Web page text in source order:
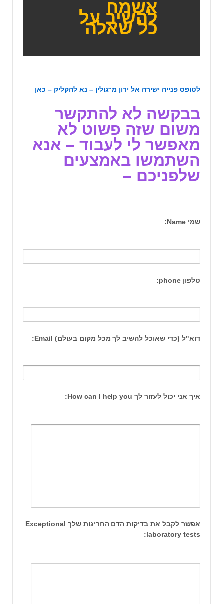
אשמח
להשיב על
כל שאלה
לטופס פנייה ישירה אל ירון מרגולין – נא להקליק – כאן
בבקשה לא להתקשר
משום שזה פשוט לא
מאפשר לי לעבוד – אנא
השתמשו באמצעים
שלפניכם –
שמי Name:
טלפון phone:
דוא"ל (כדי שאוכל להשיב לך מכל מקום בעולם) Email:
איך אני יכול לעזור לך How can I help you:
אפשר לקבל את בדיקות הדם החריגות שלך Exceptional
laboratory tests: